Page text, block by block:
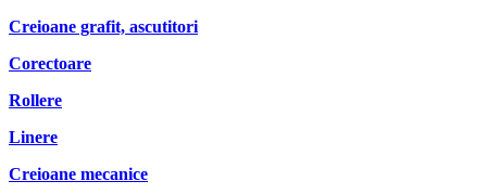
Creioane grafit, ascutitori
Corectoare
Rollere
Linere
Creioane mecanice